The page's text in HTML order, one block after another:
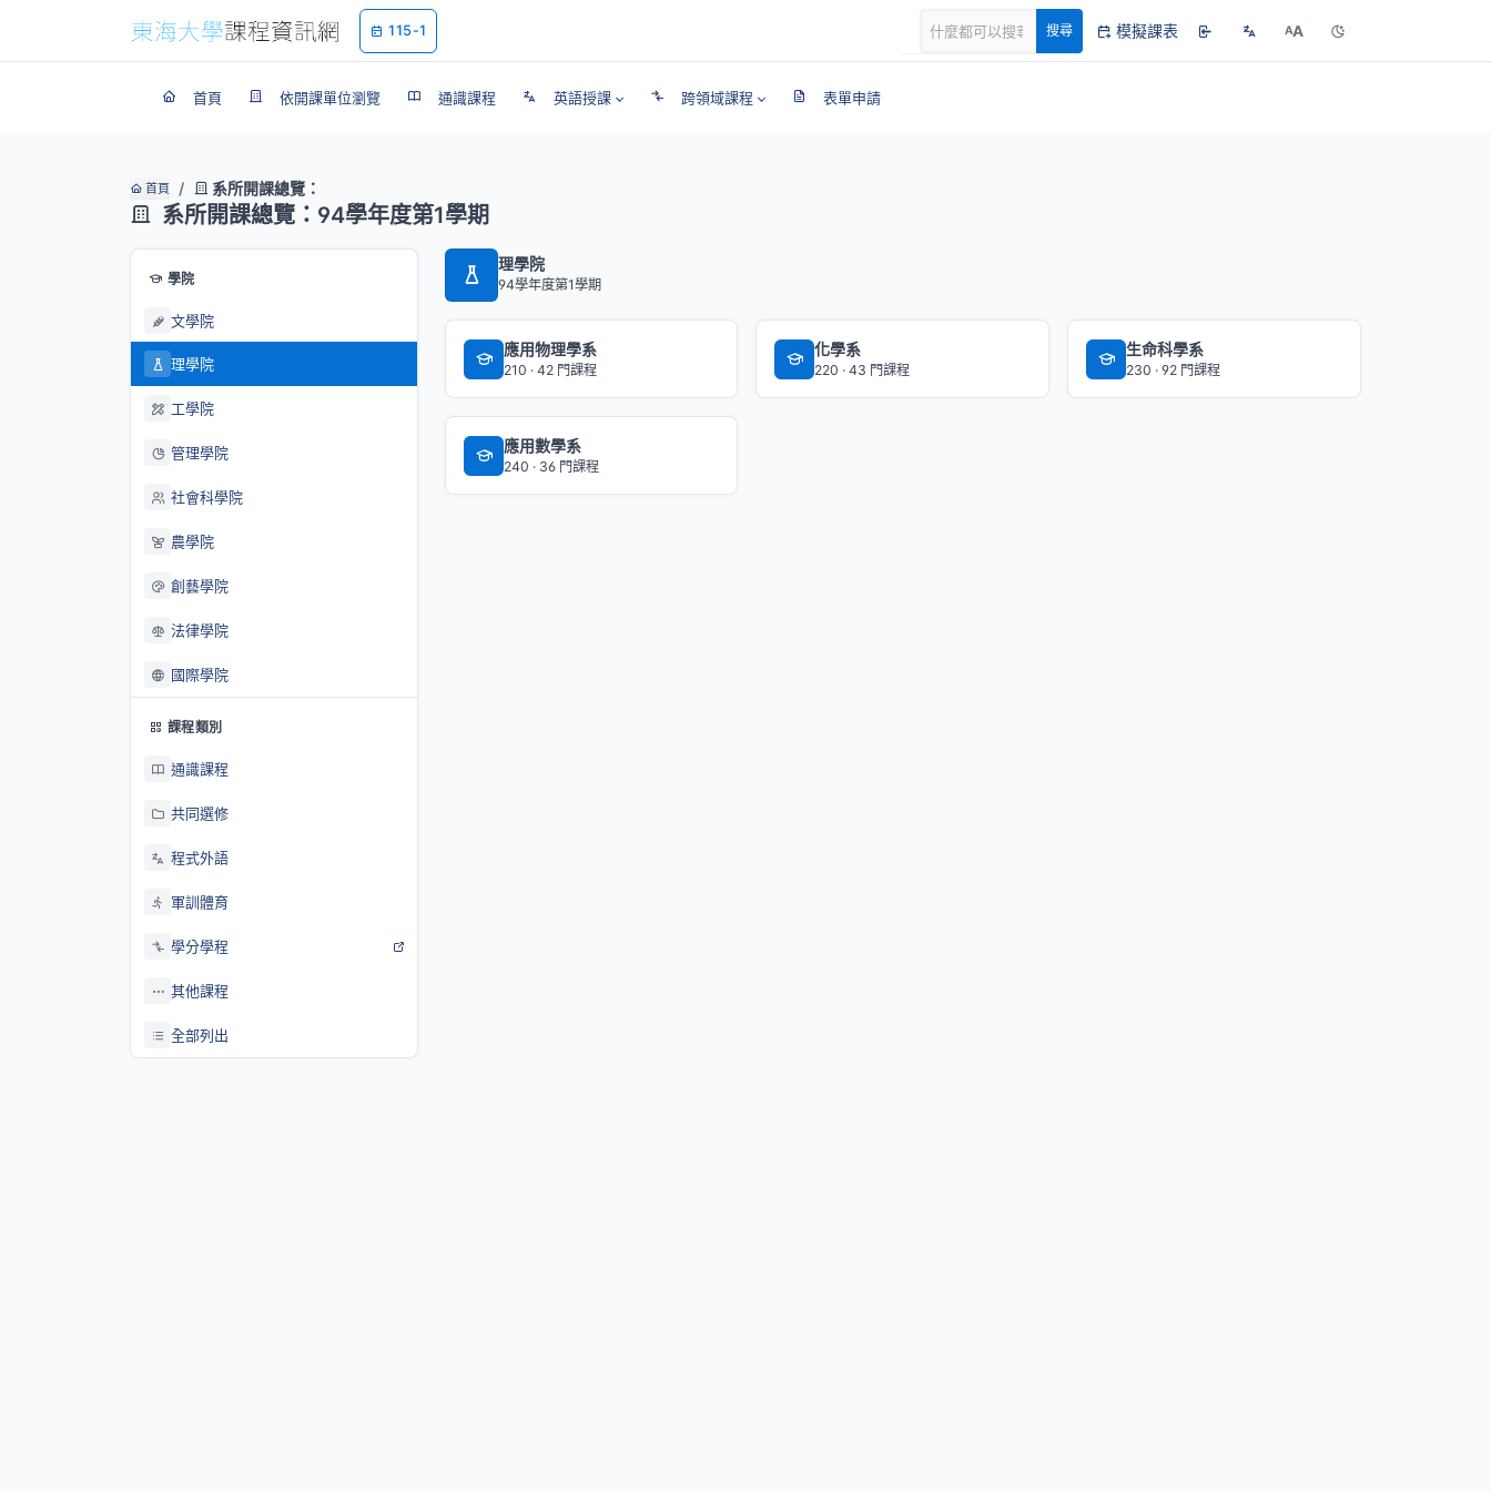
115-1 搜尋 模擬課表 AA
首頁 依開課單位瀏覽 通識課程 英語授課 跨領域課程 表單申請
首頁 系所開課總覽：
系所開課總覽：94學年度第1學期
學院
文學院
理學院
工學院
管理學院
社會科學院
農學院
創藝學院
法律學院
國際學院
課程類別
通識課程
共同選修
程式外語
軍訓體育
學分學程
其他課程
全部列出
理學院
94學年度第1學期
應用物理學系
210 · 42 門課程
化學系
220 · 43 門課程
生命科學系
230 · 92 門課程
應用數學系
240 · 36 門課程